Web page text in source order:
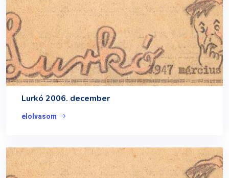
Lurkó 2006. december
elolvasom